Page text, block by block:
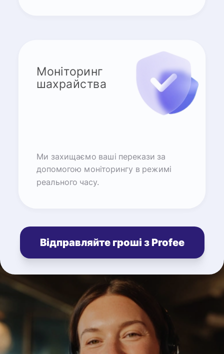
Моніторинг
шахрайства
Ми захищаємо ваші перекази за
допомогою моніторингу в режимі
реального часу.
Відправляйте гроші з Profee